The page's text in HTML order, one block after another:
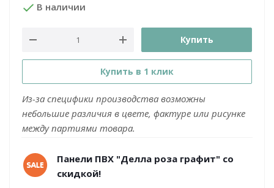
В наличии
Купить
Купить в 1 клик
Из-за специфики производства возможны
небольшие различия в цвете, фактуре или рисунке
между партиями товара.
Панели ПВХ "Делла роза графит" со
скидкой!